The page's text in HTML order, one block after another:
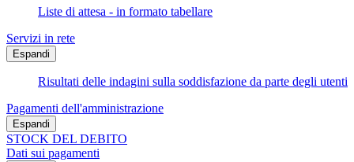
Liste di attesa - in formato tabellare
Servizi in rete
Espandi
Risultati delle indagini sulla soddisfazione da parte degli utenti
Pagamenti dell'amministrazione
Espandi
STOCK DEL DEBITO
Dati sui pagamenti